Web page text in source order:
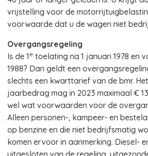
vrijstelling voor de
voorwaarde dat u de wagen niet
Overgangsregeling
Is de 1 e toelating na 1 januari 1978 en
1988? Dan geldt een
slechts een kwarttarief van de bmr.
jaarbedrag mag in 2023 maximaal €
wel wat voorwaarden voor de
Alleen personen-, kampeer- en
op benzine en die niet bedrijfsmatig
komen ervoor in aanmerking. Diesel-
uitgesloten van de regeling,